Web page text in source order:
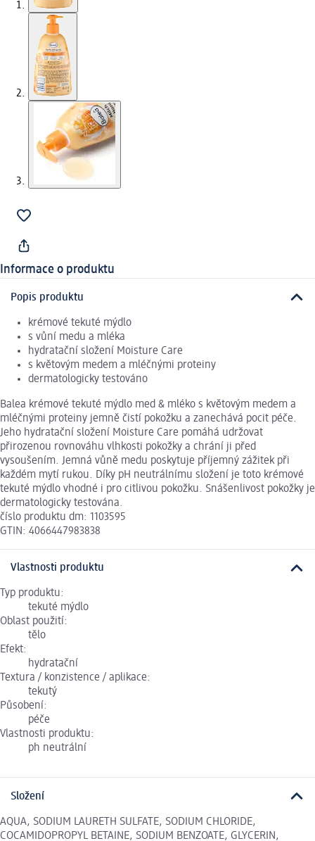
Informace o produktu
Popis produktu
krémové tekuté mýdlo
s vůní medu a mléka
hydratační složení Moisture Care
s květovým medem a mléčnými proteiny
dermatologicky testováno
Balea krémové tekuté mýdlo med & mléko s květovým medem a
mléčnými proteiny jemně čistí pokožku a zanechává pocit péče.
Jeho hydratační složení Moisture Care pomáhá udržovat
přirozenou rovnováhu vlhkosti pokožky a chrání ji před
vysoušením. Jemná vůně medu poskytuje příjemný zážitek při
každém mytí rukou. Díky pH neutrálnímu složení je toto krémové
tekuté mýdlo vhodné i pro citlivou pokožku. Snášenlivost pokožky je
dermatologicky testována.
číslo produktu dm: 1103595
GTIN: 4066447983838
Vlastnosti produktu
Typ produktu:
tekuté mýdlo
Oblast použití:
tělo
Efekt:
hydratační
Textura / konzistence / aplikace:
tekutý
Působení:
péče
Vlastnosti produktu:
ph neutrální
Složení
AQUA, SODIUM LAURETH SULFATE, SODIUM CHLORIDE,
COCAMIDOPROPYL BETAINE, SODIUM BENZOATE, GLYCERIN,